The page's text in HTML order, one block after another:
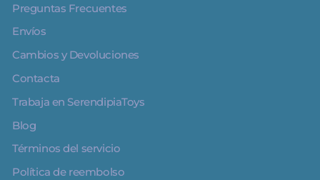
Preguntas Frecuentes
Envíos
Cambios y Devoluciones
Contacta
Trabaja en SerendipiaToys
Blog
Términos del servicio
Política de reembolso